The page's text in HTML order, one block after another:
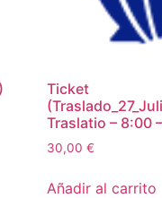
Ticket
Traslatio – 8:00 –
30,00€
Añadir al carrito